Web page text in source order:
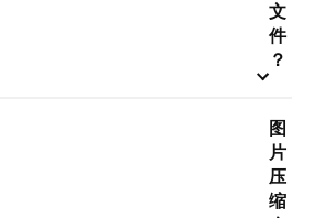
文
件
？
图
片
压
缩